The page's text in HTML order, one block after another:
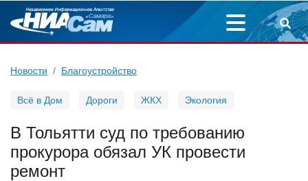
Новости Благоустройство
Всё в Дом Дороги ЖКХ Экология
В Тольятти суд по требованию
прокурора обязал УК провести
ремонт